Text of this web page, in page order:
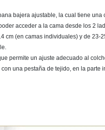
bajera ajustable, la cual tiene
acceder a la cama desde los 2
cm (en camas individuales) y de
permite un ajuste adecuado al
una pestaña de tejido, en la